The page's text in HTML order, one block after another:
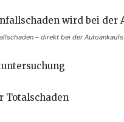
– direkt bei der
Totalschaden